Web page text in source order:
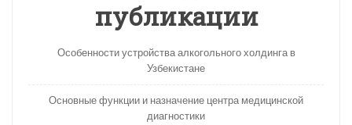
публикации
Особенности устройства алкогольного холдинга в
Узбекистане
Основные функции и назначение центра медицинской
диагностики